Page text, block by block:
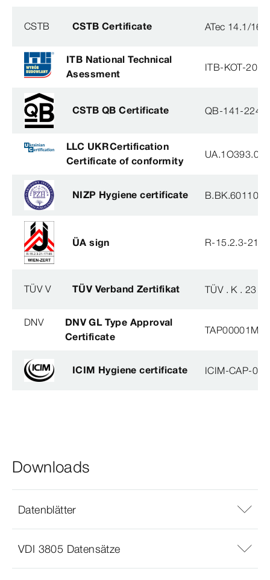
CSTB CSTB Certificate ATec 14.1/16-
ITB National Technical
Asessment
ITB-KOT-
CSTB QB Certificate QB-141-
LLC UKRCertification
Certificate of conformity
NIZP Hygiene certificate
ÜA sign R-15.2.3-21-
TÜV V TÜV Verband Zertifikat TÜV . K . 23 -
DNV
DNV GL Type Approval
Certificate
TAP00001M5,
ICIM Hygiene certificate ICIM-CAP-
Downloads
Datenblätter
VDI 3805 Datensätze